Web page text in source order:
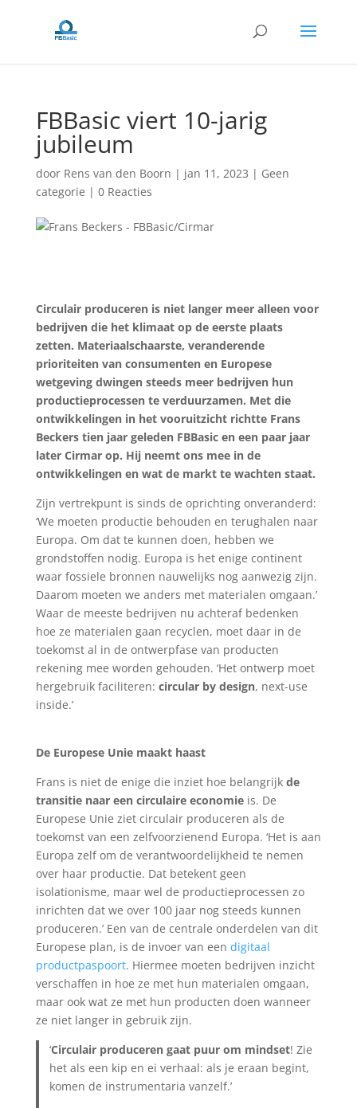
FBBasic viert 10-jarig
jubileum
door Rens van den Boorn | jan 11, 2023 | Geen
categorie | 0 Reacties
Circulair produceren is niet langer meer alleen voor
bedrijven die het klimaat op de eerste plaats
zetten. Materiaalschaarste, veranderende
prioriteiten van consumenten en Europese
wetgeving dwingen steeds meer bedrijven hun
productieprocessen te verduurzamen. Met die
ontwikkelingen in het vooruitzicht richtte Frans
Beckers tien jaar geleden FBBasic en een paar jaar
later Cirmar op. Hij neemt ons mee in de
ontwikkelingen en wat de markt te wachten staat.
Zijn vertrekpunt is sinds de oprichting onveranderd:
‘We moeten productie behouden en terughalen naar
Europa. Om dat te kunnen doen, hebben we
grondstoffen nodig. Europa is het enige continent
waar fossiele bronnen nauwelijks nog aanwezig zijn.
Daarom moeten we anders met materialen omgaan.’
Waar de meeste bedrijven nu achteraf bedenken
hoe ze materialen gaan recyclen, moet daar in de
toekomst al in de ontwerpfase van producten
rekening mee worden gehouden. ‘Het ontwerp moet
hergebruik faciliteren: circular by design, next-use
inside.’
De Europese Unie maakt haast
Frans is niet de enige die inziet hoe belangrijk de
transitie naar een circulaire economieis. De
Europese Unie ziet circulair produceren als de
toekomst van een zelfvoorzienend Europa. ‘Het is aan
Europa zelf om de verantwoordelijkheid te nemen
over haar productie. Dat betekent geen
isolationisme, maar wel de productieprocessen zo
inrichten dat we over 100 jaar nog steeds kunnen
produceren.’ Een van de centrale onderdelen van dit
Europese plan, is de invoer van een digitaal
productpaspoort. Hiermee moeten bedrijven inzicht
verschaffen in hoe ze met hun materialen omgaan,
maar ook wat ze met hun producten doen wanneer
ze niet langer in gebruik zijn.
‘Circulair produceren gaat puur om mindset! Zie
het als een kip en ei verhaal: als je eraan begint,
komen de instrumentaria vanzelf.’